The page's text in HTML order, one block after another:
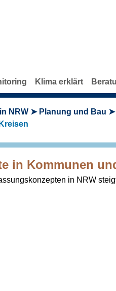
Klima erklärt
NRW Planung und Bau
in Kommunen
in NRW